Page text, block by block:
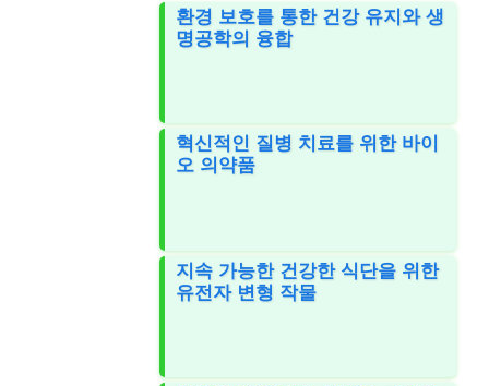
환경 보호를 통한 건강 유지와 생
명공학의 융합
혁신적인 질병 치료를 위한 바이
오 의약품
지속 가능한 건강한 식단을 위한
유전자 변형 작물